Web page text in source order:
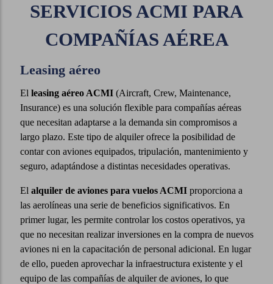
SERVICIOS ACMI PARA
COMPAÑÍAS AÉREA
Leasing aéreo
El leasing aéreo ACMI(Aircraft, Crew, Maintenance,
Insurance) es una solución flexible para compañías aéreas
que necesitan adaptarse a la demanda sin compromisos a
largo plazo. Este tipo de alquiler ofrece la posibilidad de
contar con aviones equipados, tripulación, mantenimiento y
seguro, adaptándose a distintas necesidades operativas.
El alquiler de aviones para vuelos ACMIproporciona a
las aerolíneas una serie de beneficios significativos. En
primer lugar, les permite controlar los costos operativos, ya
que no necesitan realizar inversiones en la compra de nuevos
aviones ni en la capacitación de personal adicional. En lugar
de ello, pueden aprovechar la infraestructura existente y el
equipo de las compañías de alquiler de aviones, lo que